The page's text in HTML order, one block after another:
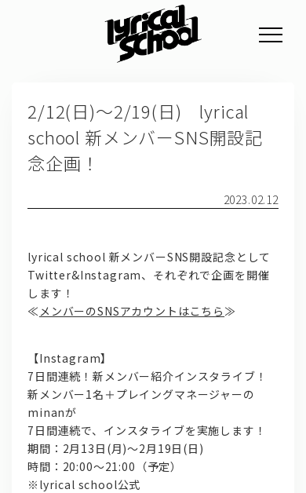
2/12(日)～2/19(日) lyrical
school 新メンバーSNS開設記
念企画！
2023.02.12
lyrical school 新メンバーSNS開設記念として
Twitter&Instagram、それぞれで企画を開催
します！
≪メンバーのSNSアカウントはこちら ≫
【Instagram】
7日間連続！新メンバー紹介インスタライブ！
新メンバー1名＋プレイングマネージャーの
minanが
7日間連続で、インスタライブを実施します！
期間：2月13日(月)～2月19日(日)
時間：20:00～21:00（予定）
※lyrical school公式
PROFILE
SCHEDULE
GOODS
FAN CLUB
TICKET